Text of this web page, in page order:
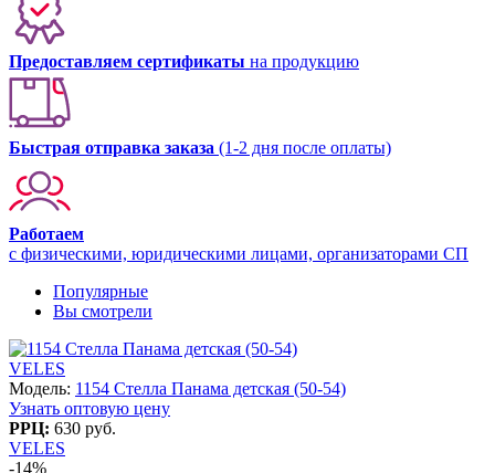
Предоставляем сертификаты на продукцию
Быстрая отправка заказа (1-2 дня после оплаты)
Работаем
с физическими, юридическими лицами, организаторами СП
Популярные
Вы смотрели
VELES
Модель: 1154 Стелла Панама детская (50-54)
Узнать оптовую цену
РРЦ: 630 руб.
VELES
-14%